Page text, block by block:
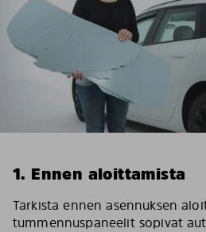
1. Ennen aloittamista
Tarkista ennen asennuksen
tummennuspaneelit sopivat